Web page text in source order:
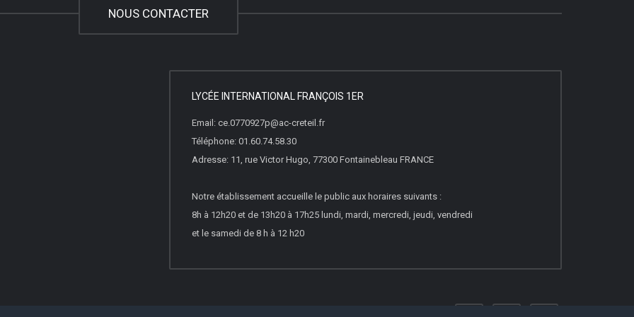
NOUS CONTACTER
LYCÉE INTERNATIONAL FRANÇOIS 1ER
Email: ce.0770927p@ac-creteil.fr
Téléphone: 01.60.74.58.30
Adresse: 11, rue Victor Hugo, 77300 Fontainebleau FRANCE
Notre établissement accueille le public aux horaires suivants :
8h à 12h20 et de 13h20 à 17h25 lundi, mardi, mercredi, jeudi, vendredi
et le samedi de 8 h à 12 h20